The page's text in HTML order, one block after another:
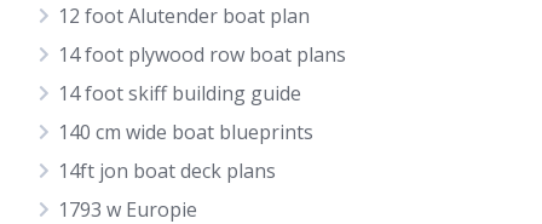
12 foot Alutender boat plan
14 foot plywood row boat plans
14 foot skiff building guide
140 cm wide boat blueprints
14ft jon boat deck plans
1793 w Europie